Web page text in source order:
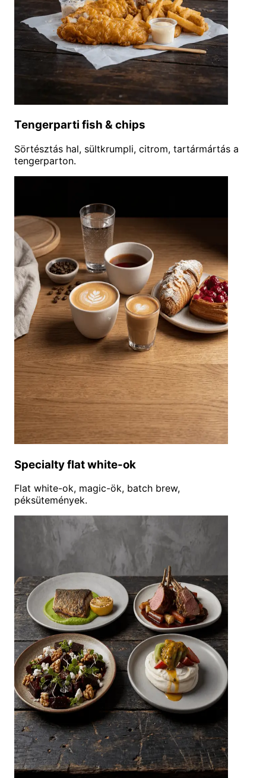
Tengerparti fish & chips
Sörtésztás hal, sültkrumpli, citrom, tartármártás a
tengerparton.
Specialty flat white-ok
Flat white-ok, magic-ök, batch brew,
péksütemények.